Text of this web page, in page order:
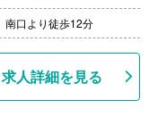
南口より徒歩12分
求人詳細を見る